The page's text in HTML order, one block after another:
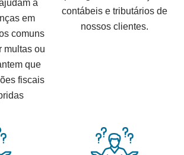
a
em
comuns
multas ou
que
fiscais
contábeis e tributários de
nossos clientes.